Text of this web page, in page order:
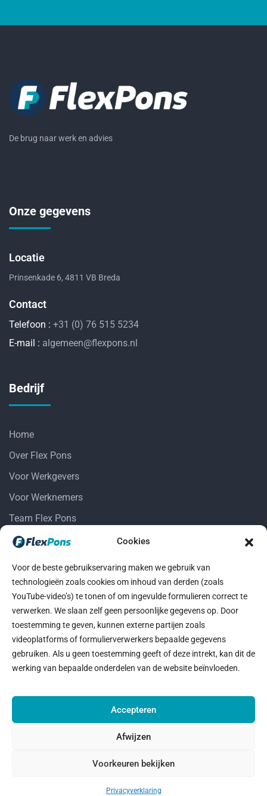
Cookies
Voor de beste gebruikservaring maken we gebruik van
technologieën zoals cookies om inhoud van derden (zoals
YouTube-video’s) te tonen of om ingevulde formulieren correct te
verwerken. We slaan zelf geen persoonlijke gegevens op. Door
toestemming te geven, kunnen externe partijen zoals
videoplatforms of formulierverwerkers bepaalde gegevens
gebruiken. Als u geen toestemming geeft of deze intrekt, kan dit de
werking van bepaalde onderdelen van de website beïnvloeden.
Accepteren
Afwijzen
Voorkeuren bekijken
Privacyverklaring
De brug naar werk en advies
Onze gegevens
Locatie
Prinsenkade 6, 4811 VB Breda
Contact
Telefoon : +31 (0) 76 515 5234
E-mail : algemeen@flexpons.nl
Bedrijf
Home
Over Flex Pons
Voor Werkgevers
Voor Werknemers
Team Flex Pons
Vacatures
Inschrijven
Informatie